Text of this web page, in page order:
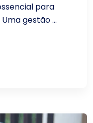
para
gestão ...